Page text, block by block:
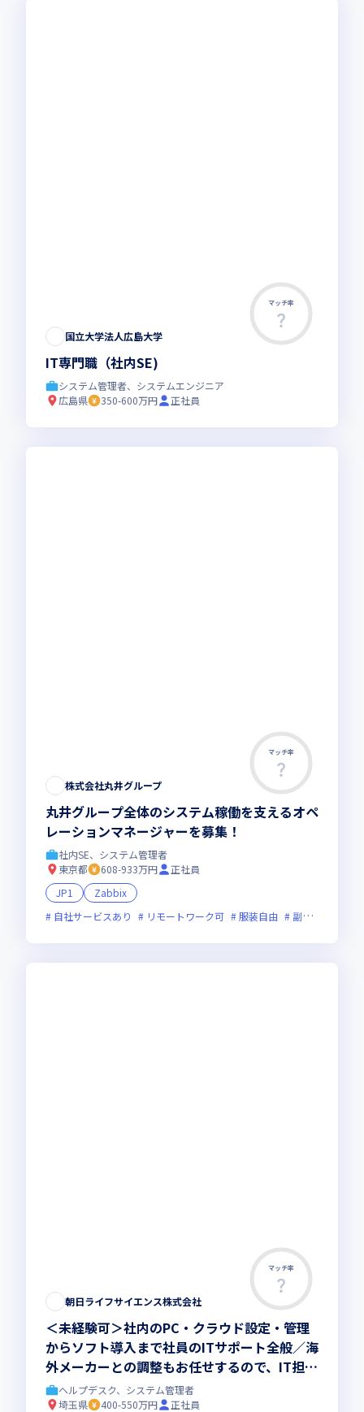
マッチ率
国立大学法人広島大学
IT専門職（社内SE)
システム管理者、システムエンジニア
広島県
350-600万円 正社員
マッチ率
株式会社丸井グループ
丸井グループ全体のシステム稼働を支えるオペ
レーションマネージャーを募集！
社内SE、システム管理者
東京都
608-933万円
正社員
JP1
Zabbix
自社サービスあり
リモートワーク可 服装自由 副業可
マッチ率
朝日ライフサイエンス株式会社
＜未経験可＞社内のPC・クラウド設定・管理
からソフト導入まで社員のITサポート全般／海
外メーカーとの調整もお任せするので、IT担当
としての専門性を着実に磨ける環境です。
ヘルプデスク、システム管理者
埼玉県
400-550万円
正社員